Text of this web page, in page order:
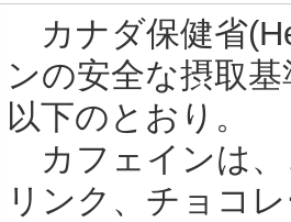
カナダ保健省
ンの安全な摂取
以下のとおり。
カフェインは、
リンク、チョコ